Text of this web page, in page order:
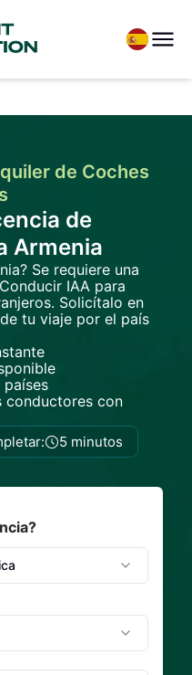
de Coches
de
Armenia
Se requiere una
IAA para
Solicítalo en
tu viaje por el país
conductores con
5 minutos